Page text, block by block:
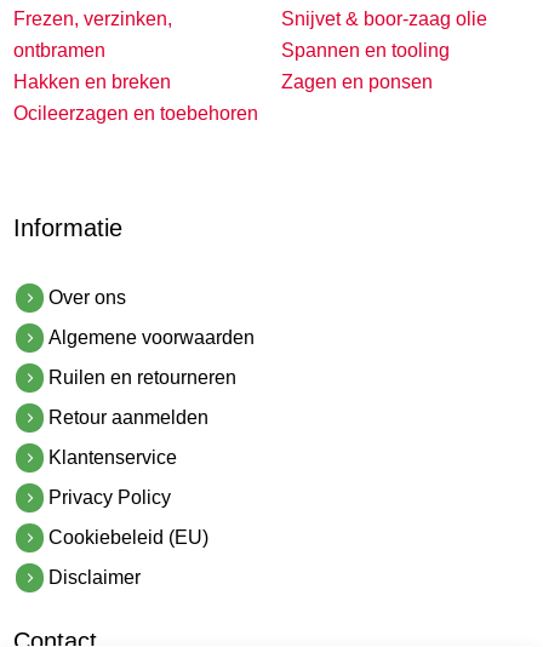
Frezen, verzinken,
ontbramen
Hakken en breken
Ocileerzagen en toebehoren
Snijvet & boor-zaag olie
Spannen en tooling
Zagen en ponsen
Informatie
Over ons
Algemene voorwaarden
Ruilen en retourneren
Retour aanmelden
Klantenservice
Privacy Policy
Cookiebeleid (EU)
Disclaimer
Contact